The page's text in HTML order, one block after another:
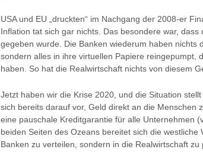
USA und EU „druckten“ im Nachgang der 2008-er
Inflation tat sich gar nichts. Das besondere war,
gegeben wurde. Die Banken wiederum haben nichts
sondern alles in ihre virtuellen Papiere reingepumpt,
haben. So hat die Realwirtschaft nichts von diesem
Jetzt haben wir die Krise 2020, und die Situation
sich bereits darauf vor, Geld direkt an die Menschen
eine pauschale Kreditgarantie für alle Unternehmen
beiden Seiten des Ozeans bereitet sich die
Banken zu verteilen, sondern in die Realwirtschaft zu